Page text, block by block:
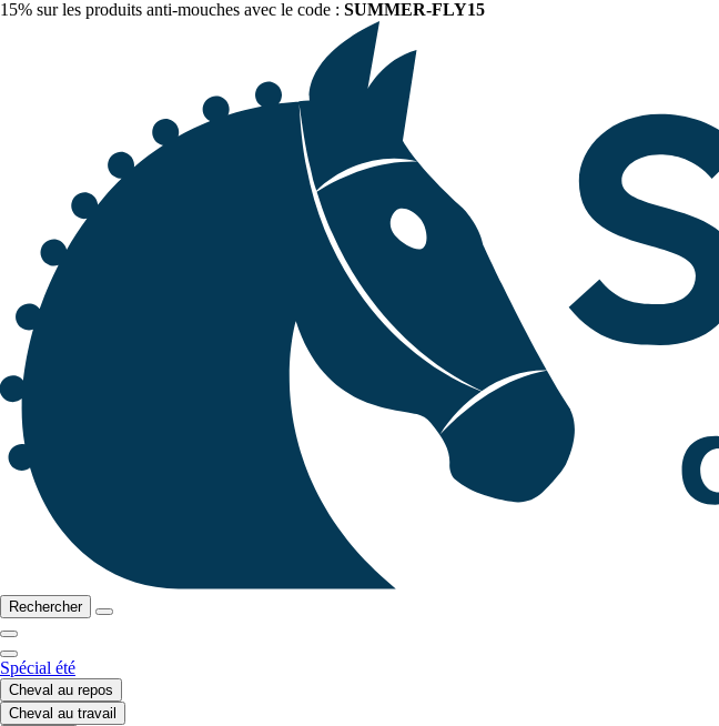
15% sur les produits anti-mouches avec le code : SUMMER-FLY15
Rechercher
Spécial été
Cheval au repos
Cheval au travail